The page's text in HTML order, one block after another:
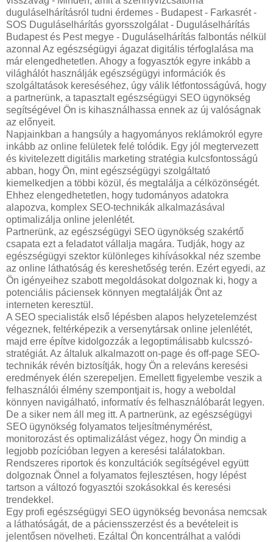
duguláselhárításról tudni érdemes - Budapest - Farkasrét -
SOS Duguláselhárítás gyorsszolgálat - Duguláselhárítás
Budapest és Pest megye - Duguláselhárítás falbontás nélkül
azonnal Az egészségügyi ágazat digitális térfoglalása ma
már elengedhetetlen. Ahogy a fogyasztók egyre inkább a
világhálót használják egészségügyi információk és
szolgáltatások kereséséhez, úgy válik létfontosságúvá, hogy
a partnerünk, a tapasztalt egészségügyi SEO ügynökség
segítségével Ön is kihasználhassa ennek az új valóságnak
az előnyeit.
Napjainkban a hangsúly a hagyományos reklámokról egyre
inkább az online felületek felé tolódik. Egy jól megtervezett
és kivitelezett digitális marketing stratégia kulcsfontosságú
abban, hogy Ön, mint egészségügyi szolgáltató
kiemelkedjen a többi közül, és megtalálja a célközönségét.
Ehhez elengedhetetlen, hogy tudományos adatokra
alapozva, komplex SEO-technikák alkalmazásával
optimalizálja online jelenlétét.
Partnerünk, az egészségügyi SEO ügynökség szakértő
csapata ezt a feladatot vállalja magára. Tudják, hogy az
egészségügyi szektor különleges kihívásokkal néz szembe
az online láthatóság és kereshetőség terén. Ezért egyedi, az
Ön igényeihez szabott megoldásokat dolgoznak ki, hogy a
potenciális páciensek könnyen megtalálják Önt az
interneten keresztül.
A SEO specialisták első lépésben alapos helyzetelemzést
végeznek, feltérképezik a versenytársak online jelenlétét,
majd erre építve kidolgozzák a legoptimálisabb kulcsszó-
stratégiát. Az általuk alkalmazott on-page és off-page SEO-
technikák révén biztosítják, hogy Ön a releváns keresési
eredmények élén szerepeljen. Emellett figyelembe veszik a
felhasználói élmény szempontjait is, hogy a weboldal
könnyen navigálható, informatív és felhasználóbarát legyen.
De a siker nem áll meg itt. A partnerünk, az egészségügyi
SEO ügynökség folyamatos teljesítménymérést,
monitorozást és optimalizálást végez, hogy Ön mindig a
legjobb pozícióban legyen a keresési találatokban.
Rendszeres riportok és konzultációk segítségével együtt
dolgoznak Önnel a folyamatos fejlesztésen, hogy lépést
tartson a változó fogyasztói szokásokkal és keresési
trendekkel.
Egy profi egészségügyi SEO ügynökség bevonása nemcsak
a láthatóságát, de a páciensszerzést és a bevételeit is
jelentősen növelheti. Ezáltal Ön koncentrálhat a valódi